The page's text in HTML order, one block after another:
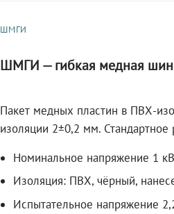
ШМГИ
ШМГИ — гибкая медная
Пакет медных пластин в ПВХ-
изоляции 2±0,2 мм.
Номинальное напряжение 1
Изоляция: ПВХ, чёрный,
Испытательное напряжение